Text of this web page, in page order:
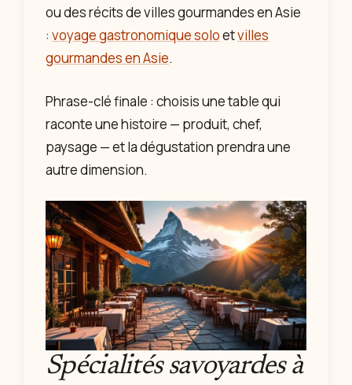
ou des récits de villes gourmandes en Asie
: voyage gastronomique soloetvilles
gourmandes en Asie.
Phrase-clé finale : choisis une table qui
raconte une histoire — produit, chef,
paysage — et la dégustation prendra une
autre dimension.
Spécialités savoyardes à